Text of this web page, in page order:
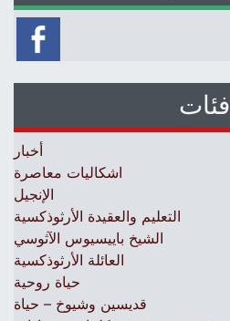
فئات
أخبار
اشكاليات معاصرة
الإنجيل
التعليم والعقيدة الأرثوذكسية
الشيخ باييسيوس الآثوسي
العائلة الأرثوذكسية
حياة روحية
قديسين وشيوخ – حياة